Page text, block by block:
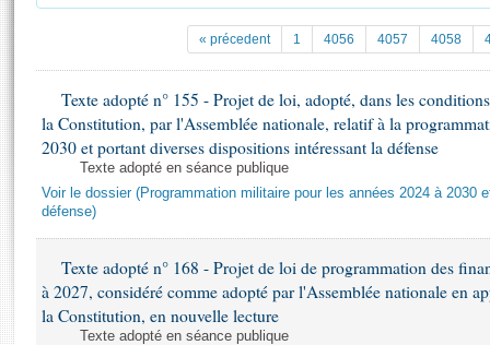
Projets de loi
Propositions de loi
Amendements
Rapports d'information
Rapports d'enquête
Rapports législatifs
Rapports sur l'application des lois
Documents de référence
( Constitution | Règlement de l'Assemblée ... )
Juniors
Anciennes législatures
Liens vers les sites publics
Contacts et plan d'accès
Photos libres de droit
« précedent 1 4056 4057 4058
Texte adopté n° 155 - Projet de loi, adopté, dans les
la Constitution, par l'Assemblée nationale, relatif à la
2030 et portant diverses dispositions intéressant la défense
Texte adopté en séance publique
Voir le dossier (Programmation militaire pour les années 2024 à 2030
défense)
Texte adopté n° 168 - Projet de loi de programmation des
à 2027, considéré comme adopté par l'Assemblée nationale en
la Constitution, en nouvelle lecture
Texte adopté en séance publique